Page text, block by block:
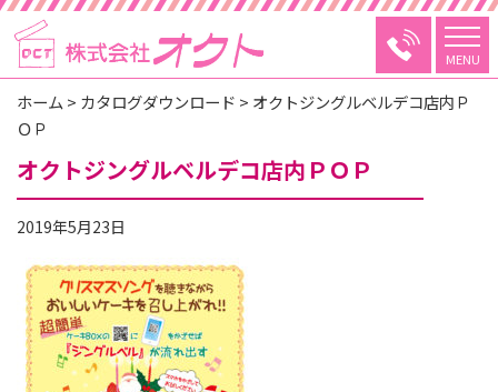
MENU
ホーム > カタログダウンロード > オクトジングルベルデコ店内Ｐ
ＯＰ
オクトジングルベルデコ店内ＰＯＰ
2019年5月23日